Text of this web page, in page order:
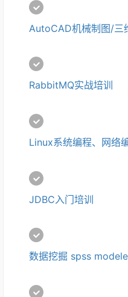
AutoCAD机械制图/三
RabbitMQ实战培训
Linux系统编程、网络
JDBC入门培训